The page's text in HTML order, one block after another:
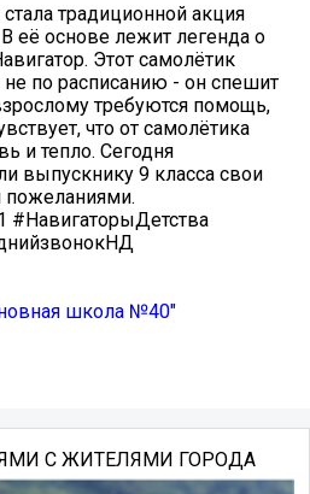
традиционной акция
её основе лежит легенда о
Этот самолётик
по расписанию - он спешит
требуются помощь,
что от самолётика
и тепло. Сегодня
выпускнику 9 класса свои
#НавигаторыДетства
школа №40"
С ЖИТЕЛЯМИ ГОРОДА